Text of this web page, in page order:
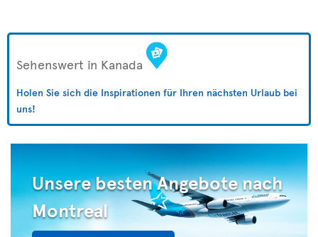
Sehenswert in Kanada
Holen Sie sich die Inspirationen für Ihren nächsten Urlaub bei
uns!
Unsere besten Angebote nach
Montreal